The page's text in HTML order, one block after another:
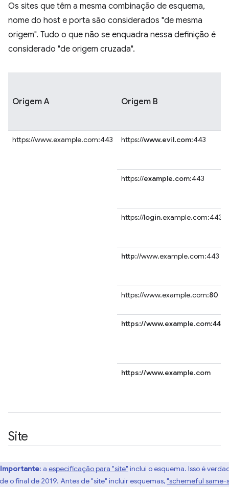
Os sites que têm a mesma combinação de esquema,
nome do host e porta são considerados "de mesma
origem". Tudo o que não se enquadra nessa definição é
considerado "de origem cruzada".
Origem A Origem B
https://www.example.com:443 https://www.evil.com:443
https://example.com:443
https://login.example.com:443
http://www.example.com:443
https://www.example.com:80
https://www.example.com:443
https://www.example.com
Site
Importante: a especificação para "site" inclui o esquema. Isso é
o final de 2019. Antes de "site" incluir esquemas,"schemeful same-